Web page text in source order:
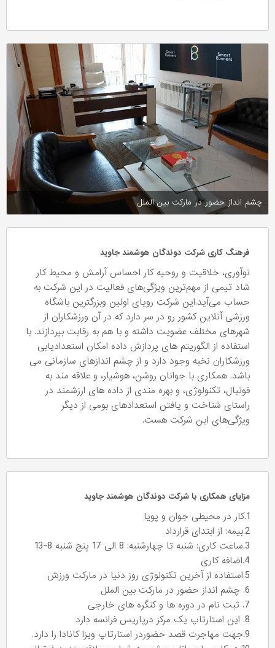
چشم انداز حضور در مارکت بین الملل
فرهنگ کاری شرکت دوندگان هوشمند جاوید
نوآوری، خلاقیت و روحیه کار احساس آرامش و محیط کار
شاد تیمی از مهم‌ترین ویژگی‌های فعالیت در این شرکت به
حساب می‌آید.این شرکت رویای اولین وبزرگترین باشگاه
ورزشی آنلاین کشور رو در سر دارد که در آن ورزشکاران از
شهرهای مختلف عضویت داشته و با هم به رقابت بپردازند. با
استفاده از الگوریتم های پردازش داده امکان استعدادیابی
ورزشکاران نخبه وجود دارد و از چشم اندازهای سازمانی می
باشد. همکاری با جوانان روشن، هوشیار، و علاقه مند به
فوتبال، تکنولوژی، و بهره مندی از داده های ارزشمند در
راستای شناخت و یافتن استعدادهای بومی از دیگر
ویژگی‌های این شرکت هست.
مزایای همکاری با شرکت دوندگان هوشمند جاوید
1.کار در محیطی جوان و پویا
2.بیمه: از ابتدای قرارداد
3.ساعت کاری: شنبه تا چهارشنبه: 8 الی 17 پنج شنبه 8-13
4.اضافه کاری
5.استفاده از آخرین تکنولوژی روز دنیا در مارکت ورزش
6. چشم انداز حضور در مارکت بین الملل
7. ثبت نام در دوره ها و کنگره های خارجی
8. این استارتاپ یک مرکز درپاریس فرانسه دارد
9.جهت مهاجرت قصد حضوردر استارتاپ ویزا کانادا را دارد.